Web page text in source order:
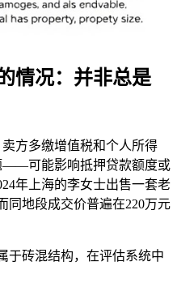
情况：并非总是
方多缴增值税和个人所得
——可能影响抵押贷款额度或
年上海的李女士出售一套老
同地段成交价普遍在220万元
于砖混结构，在评估系统中